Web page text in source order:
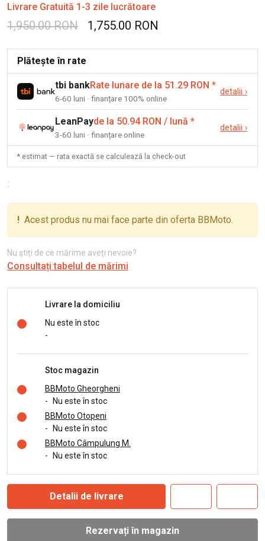
Livrare Gratuită 1-3 zile lucrătoare
1,950.00 RON 1,755.00 RON
Plătește în rate
tbi bankRate lunare de la 51.29 RON *
6-60 luni · finanțare 100% online
detalii ›
LeanPayde la 50.94 RON / lună *
3-60 luni · finanțare online
detalii ›
* estimat — rata exactă se calculează la check-out
:
! Acest produs nu mai face parte din oferta BBMoto.
Nu știți de ce mărime aveți nevoie?
Consultați tabelul de mărimi
Livrare la domiciliu
Nu este în stoc
-
Stoc magazin
BBMoto Gheorgheni
- Nu este în stoc
BBMoto Otopeni
- Nu este în stoc
BBMoto Câmpulung M.
- Nu este în stoc
Detalii de livrare
Rezervați în magazin